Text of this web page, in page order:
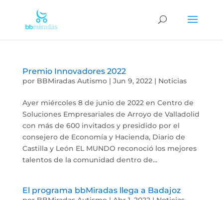
Premio Innovadores 2022
por BBMiradas Autismo| Jun 9, 2022| Noticias
Ayer miércoles 8 de junio de 2022 en Centro de
Soluciones Empresariales de Arroyo de Valladolid
con más de 600 invitados y presidido por el
consejero de Economía y Hacienda, Diario de
Castilla y León EL MUNDO reconoció los mejores
talentos de la comunidad dentro de...
El programa bbMiradas llega a Badajoz